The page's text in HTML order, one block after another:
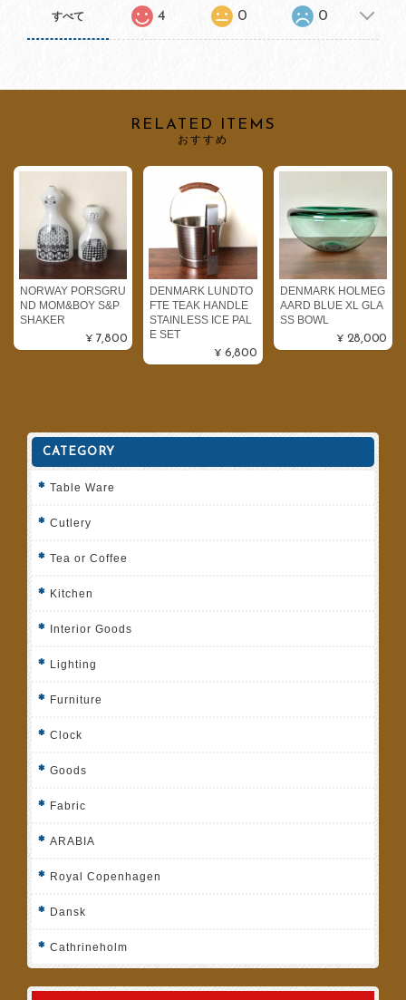
すべて 4 0 0
RELATED ITEMS
おすすめ
NORWAY PORSGRU
ND MOM&BOY S&P
SHAKER
¥7,800
DENMARK LUNDTO
FTE TEAK HANDLE
STAINLESS ICE PAL
E SET
¥6,800
DENMARK HOLMEG
AARD BLUE XL GLA
SS BOWL
¥28,000
CATEGORY
Table Ware
Cutlery
Tea or Coffee
Kitchen
Interior Goods
Lighting
Furniture
Clock
Goods
Fabric
ARABIA
Royal Copenhagen
Dansk
Cathrineholm